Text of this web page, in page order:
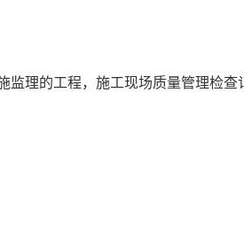
监理的工程，施工现场质量管理检